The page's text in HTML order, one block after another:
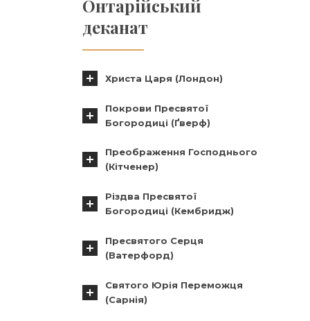
Онтарійський
деканат
Христа Царя (Лондон)
Покрови Пресвятої
Богородиці (Ґверф)
Преображення Господнього
(Кітченер)
Різдва Пресвятої
Богородиці (Кембридж)
Пресвятого Серця
(Ватерфорд)
Святого Юрія Переможця
(Сарнія)